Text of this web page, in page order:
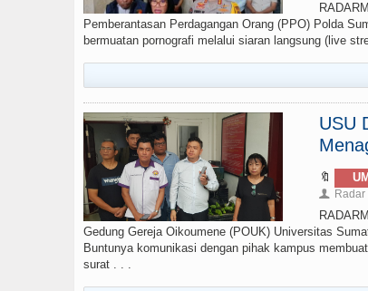
Pemberantasan Perdagangan Orang (PPO) Polda
bermuatan pornografi melalui siaran langsung (live
USU
🔖
👤 Radar
Gedung Gereja Oikoumene (POUK) Universitas
Buntunya komunikasi dengan pihak kampus
surat . . .